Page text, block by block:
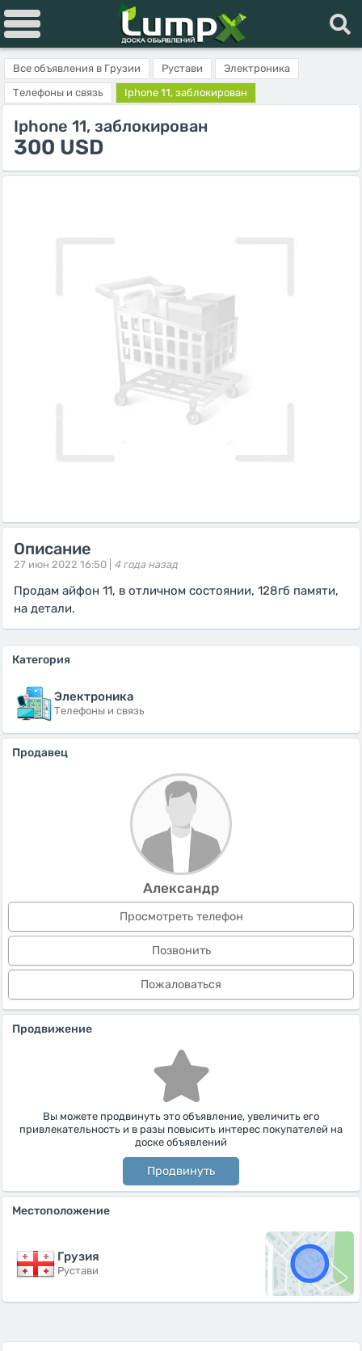
Все объявления в Грузии Рустави
Электроника
Телефоны и связь
Iphone 11, заблокирован
Iphone 11, заблокирован
300 USD
Описание
27 июн 2022 16:50 | 4 года назад
Продам айфон 11, в отличном состоянии, 128гб памяти,
на детали.
Категория
Электроника
Телефоны и связь
Продавец
Александр
Просмотреть телефон
Позвонить
Пожаловаться
Продвижение
Вы можете продвинуть это объявление, увеличить его
привлекательность и в разы повысить интерес покупателей на
доске объявлений
Продвинуть
Местоположение
Грузия
Рустави